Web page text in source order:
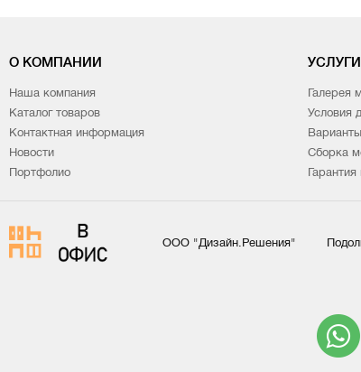
О КОМПАНИИ
Наша компания
Каталог товаров
Контактная информация
Новости
Портфолио
Галерея
Условия
Сборка
ООО "Дизайн.Решения"